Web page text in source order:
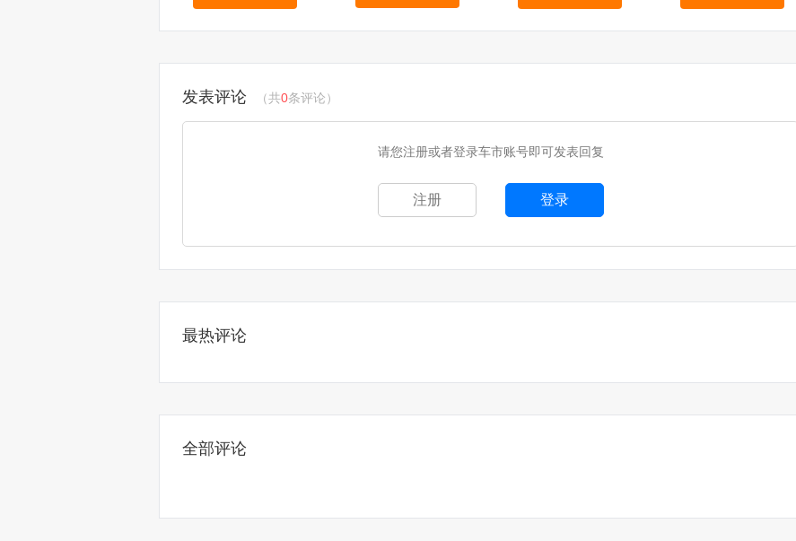
发表评论 （共0条评论）
请您注册或者登录车市账号即可发表回复
注册 登录
最热评论
全部评论